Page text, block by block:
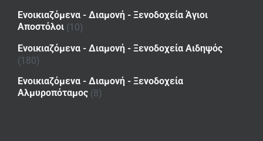
Ενοικιαζόμενα - Διαμονή - Ξενοδοχεία Άγιοι
Αποστόλοι (10)
Ενοικιαζόμενα - Διαμονή - Ξενοδοχεία Αιδηψός
(180)
Ενοικιαζόμενα - Διαμονή - Ξενοδοχεία
Αλμυροπόταμος (8)